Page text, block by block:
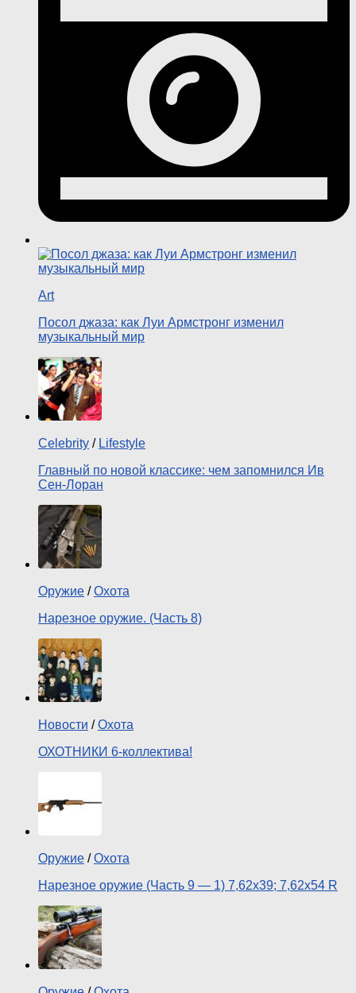
Art
Посол джаза: как Луи Армстронг изменил
музыкальный мир
Celebrity / Lifestyle
Главный по новой классике: чем запомнился Ив
Сен-Лоран
Оружие /Охота
Нарезное оружие. (Часть 8)
Новости /Охота
ОХОТНИКИ 6-коллектива!
Оружие /Охота
Нарезное оружие (Часть 9 — 1) 7,62х39; 7,62х54 R